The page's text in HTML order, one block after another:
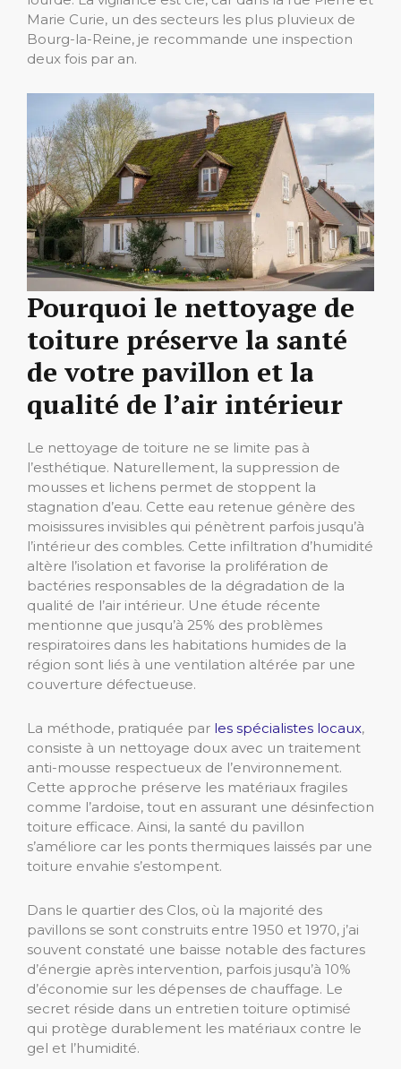
Marie Curie, un des secteurs les plus pluvieux de
Bourg-la-Reine, je recommande une inspection
deux fois par an.
Pourquoi le nettoyage de
toiture préserve la santé
de votre pavillon et la
qualité de l’air intérieur
Le nettoyage de toiture ne se limite pas à
l’esthétique. Naturellement, la suppression de
mousses et lichens permet de stoppent la
stagnation d’eau. Cette eau retenue génère des
moisissures invisibles qui pénètrent parfois jusqu’à
l’intérieur des combles. Cette infiltration d’humidité
altère l’isolation et favorise la prolifération de
bactéries responsables de la dégradation de la
qualité de l’air intérieur. Une étude récente
mentionne que jusqu’à 25% des problèmes
respiratoires dans les habitations humides de la
région sont liés à une ventilation altérée par une
couverture défectueuse.
La méthode, pratiquée par les spécialistes locaux,
consiste à un nettoyage doux avec un traitement
anti-mousse respectueux de l’environnement.
Cette approche préserve les matériaux fragiles
comme l’ardoise, tout en assurant une désinfection
toiture efficace. Ainsi, la santé du pavillon
s’améliore car les ponts thermiques laissés par une
toiture envahie s’estompent.
Dans le quartier des Clos, où la majorité des
pavillons se sont construits entre 1950 et 1970, j’ai
souvent constaté une baisse notable des factures
d’énergie après intervention, parfois jusqu’à 10%
d’économie sur les dépenses de chauffage. Le
secret réside dans un entretien toiture optimisé
qui protège durablement les matériaux contre le
gel et l’humidité.